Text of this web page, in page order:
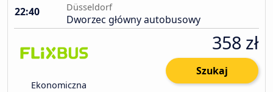
22:40
Düsseldorf
Dworzec główny autobusowy
Ekonomiczna
358 zł
Szukaj